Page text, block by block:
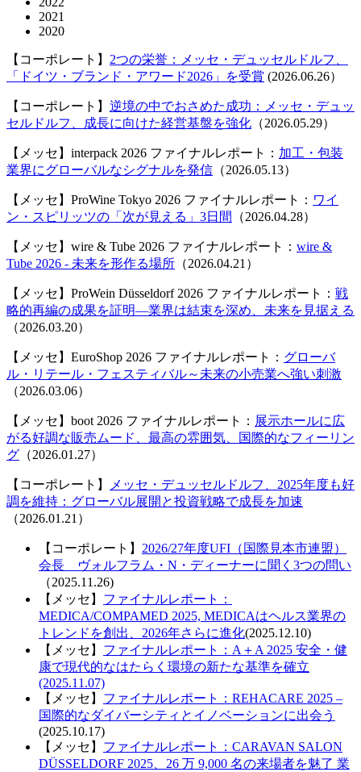
2021
2020
【コーポレート】 2つの栄誉：メッセ・デュッセルドルフ、
「ドイツ・ブランド・アワード2026」を受賞 (2026.06.26）
【コーポレート】 逆境の中でおさめた成功：メッセ・デュッ
セルドルフ、成長に向けた経営基盤を強化 （2026.05.29）
【メッセ】interpack 2026 ファイナルレポート： 加工・包装
業界にグローバルなシグナルを発信 （2026.05.13）
【メッセ】ProWine Tokyo 2026 ファイナルレポート： ワイ
ン・スピリッツの「次が見える」3日間
（2026.04.28）
【メッセ】wire & Tube 2026 ファイナルレポート： wire &
Tube 2026 - 未来を形作る場所 （2026.04.21）
【メッセ】ProWein Düsseldorf 2026 ファイナルレポート： 戦
略的再編の成果を証明―業界は結束を深め、未来を見据える
（2026.03.20）
【メッセ】EuroShop 2026 ファイナルレポート： グローバ
ル・リテール・フェスティバル～未来の小売業へ強い刺激
（2026.03.06）
【メッセ】boot 2026 ファイナルレポート： 展示ホールに広
がる好調な販売ムード、最高の雰囲気、国際的なフィーリン
グ （2026.01.27）
【コーポレート】
メッセ・デュッセルドルフ、2025年度も好
調を維持：グローバル展開と投資戦略で成長を加速
（2026.01.21）
【コーポレート】 2026/27年度UFI（国際見本市連盟）
会長 ヴォルフラム・N・ディーナーに聞く3つの問い
（2025.11.26)
【メッセ】 ファイナルレポート：
MEDICA/COMPAMED 2025, MEDICAはヘルス業界の
トレンドを創出、2026年さらに進化(2025.12.10)
【メッセ】 ファイナルレポート：A＋A 2025 安全・健
康で現代的なはたらく環境の新たな基準を確立
(2025.11.07)
【メッセ】 ファイナルレポート：REHACARE 2025 –
国際的なダイバーシティとイノベーションに出会う
(2025.10.17)
【メッセ】 ファイナルレポート：CARAVAN SALON
DÜSSELDORF 2025、26 万 9,000 名の来場者を魅了 業